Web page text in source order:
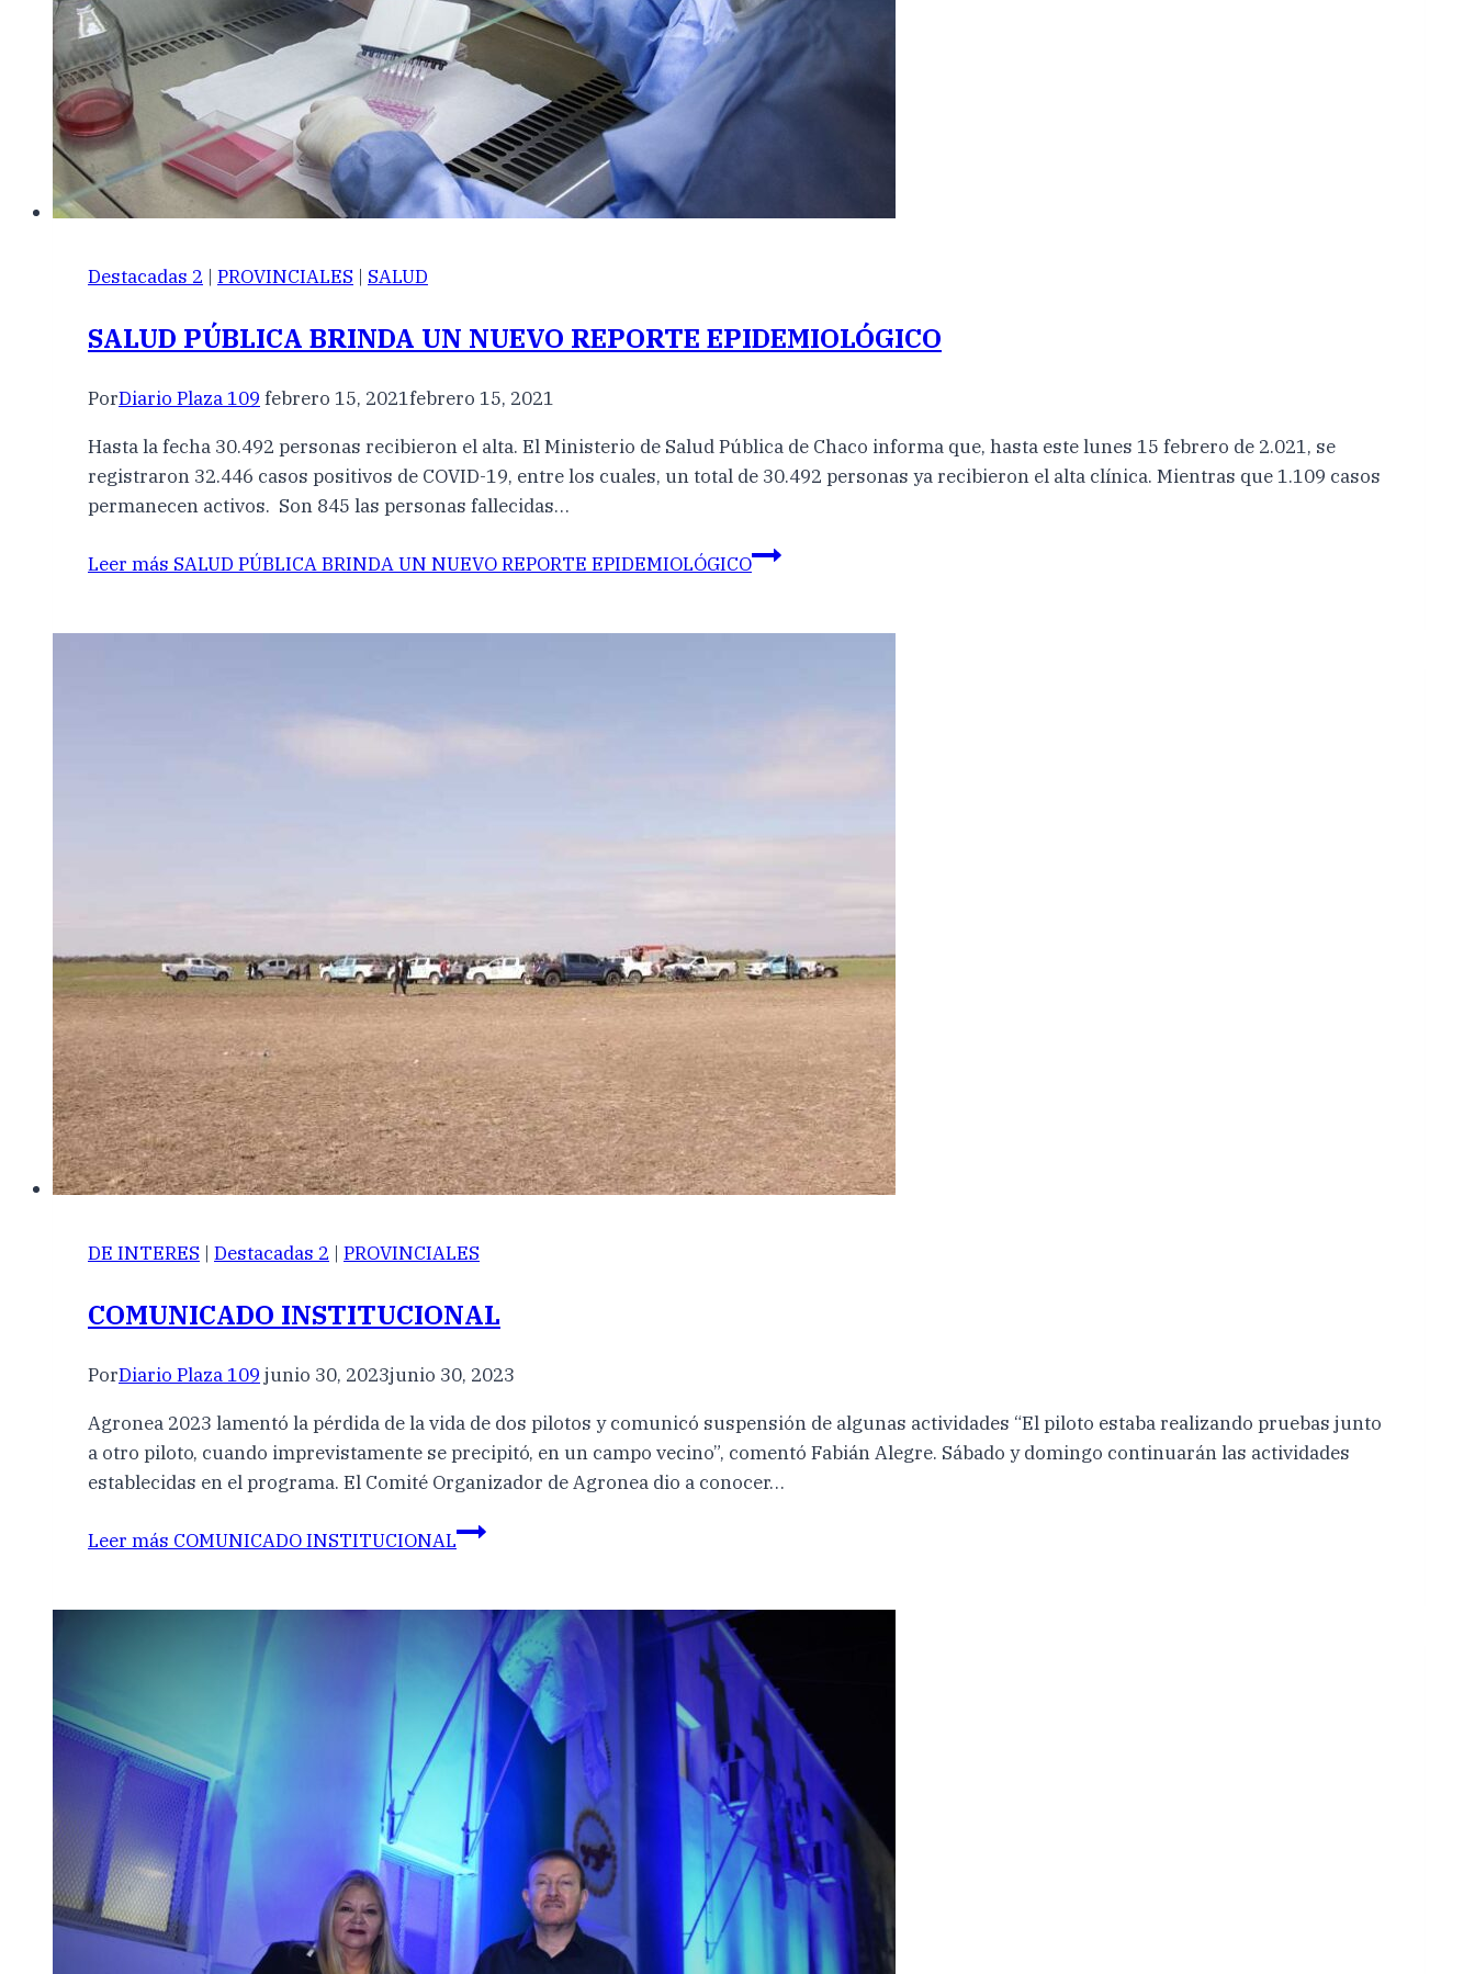
Destacadas 2 | PROVINCIALES | SALUD
SALUD PÚBLICA BRINDA UN NUEVO REPORTE EPIDEMIOLÓGICO
PorDiario Plaza 109 febrero 15, 2021febrero 15, 2021
Hasta la fecha 30.492 personas recibieron el alta. El Ministerio de Salud Pública de Chaco informa que, hasta este lunes 15 febrero de 2.021, se
registraron 32.446 casos positivos de COVID-19, entre los cuales, un total de 30.492 personas ya recibieron el alta clínica. Mientras que 1.109 casos
permanecen activos. Son 845 las personas fallecidas…
Leer más SALUD PÚBLICA BRINDA UN NUEVO REPORTE EPIDEMIOLÓGICO
DE INTERES | Destacadas 2 | PROVINCIALES
COMUNICADO INSTITUCIONAL
PorDiario Plaza 109 junio 30, 2023junio 30, 2023
Agronea 2023 lamentó la pérdida de la vida de dos pilotos y comunicó suspensión de algunas actividades “El piloto estaba realizando pruebas junto
a otro piloto, cuando imprevistamente se precipitó, en un campo vecino”, comentó Fabián Alegre. Sábado y domingo continuarán las actividades
establecidas en el programa. El Comité Organizador de Agronea dio a conocer…
Leer más COMUNICADO INSTITUCIONAL